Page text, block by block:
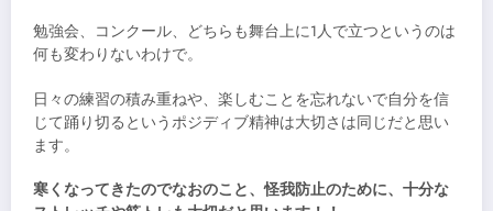
勉強会、コンクール、どちらも舞台上に1人で立つというのは
何も変わりないわけで。
日々の練習の積み重ねや、楽しむことを忘れないで自分を信
じて踊り切るというポジディブ精神は大切さは同じだと思い
ます。
寒くなってきたのでなおのこと、怪我防止のために、十分な